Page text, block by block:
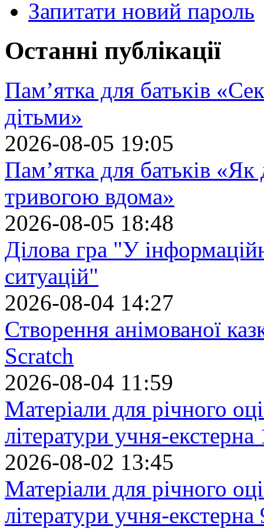
Запитати новий пароль
Останні публікації
Пам’ятка для батьків
дітьми»
2026-08-05 19:05
Пам’ятка для батьків
тривогою вдома»
2026-08-05 18:48
Ділова гра "У
ситуацій"
2026-08-04 14:27
Створення анімованої
Scratch
2026-08-04 11:59
Матеріали для річного
літератури учня-екстерна
2026-08-02 13:45
Матеріали для річного
літератури учня-екстерна